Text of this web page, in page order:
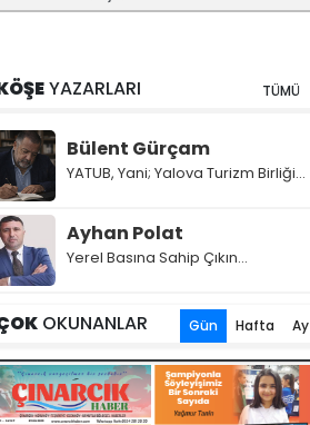
YAZARLARI TÜMÜ
Bülent Gürçam
YATUB, Yani; Yalova Turizm Birliği...
Ayhan Polat
Yerel Basına Sahip Çıkın...
OKUNANLAR Gün Hafta Ay